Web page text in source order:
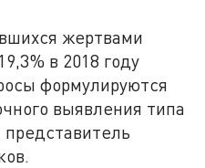
жертвами
в 2018 году
формулируются
выявления типа